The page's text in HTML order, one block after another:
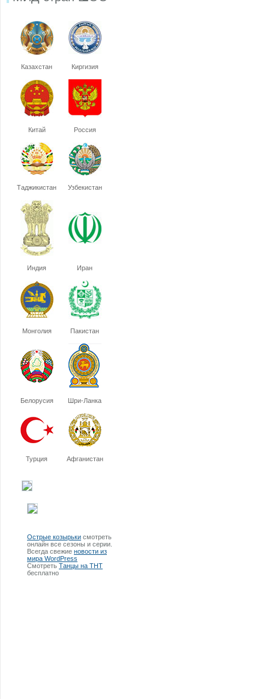
Казахстан Киргизия
Китай Россия
Таджикистан Узбекистан
Индия Иран
Монголия Пакистан
Белорусия Шри-Ланка
Турция Афганистан
Острые козырьки смотреть
онлайн все сезоны и серии.
Всегда свежие новости из
мира WordPress
Смотреть Танцы на ТНТ
бесплатно